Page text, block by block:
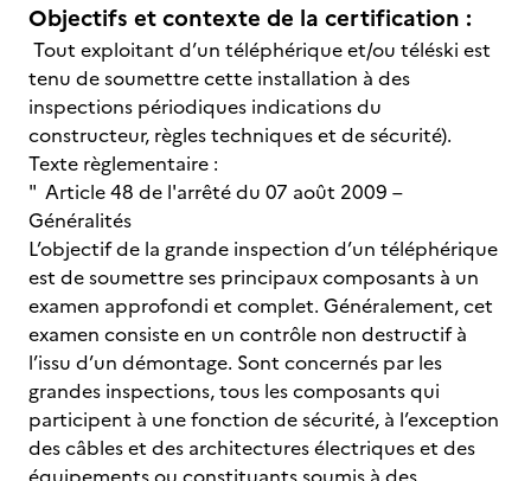
Objectifs et contexte de la certification :
Tout exploitant d’un téléphérique et/ou téléski est
tenu de soumettre cette installation à des
inspections périodiques indications du
constructeur, règles techniques et de sécurité).
Texte règlementaire :
" Article 48 de l'arrêté du 07 août 2009 –
Généralités
L’objectif de la grande inspection d’un téléphérique
est de soumettre ses principaux composants à un
examen approfondi et complet. Généralement, cet
examen consiste en un contrôle non destructif à
l’issu d’un démontage. Sont concernés par les
grandes inspections, tous les composants qui
participent à une fonction de sécurité, à l’exception
des câbles et des architectures électriques et des